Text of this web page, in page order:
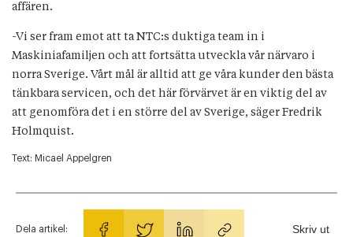
affären.
-Vi ser fram emot att ta NTC:s duktiga team in i
Maskiniafamiljen och att fortsätta utveckla vår närvaro i
norra Sverige. Vårt mål är alltid att ge våra kunder den bästa
tänkbara servicen, och det här förvärvet är en viktig del av
att genomföra det i en större del av Sverige, säger Fredrik
Holmquist.
Text: Micael Appelgren
Dela artikel: Skriv ut